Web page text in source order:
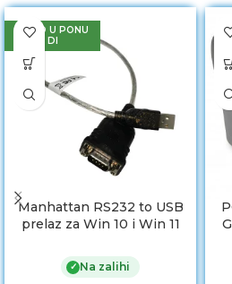
NOVO U PONU
DI
Manhattan RS232 to USB
prelaz za Win 10 i Win 11
✓ Na zalihi